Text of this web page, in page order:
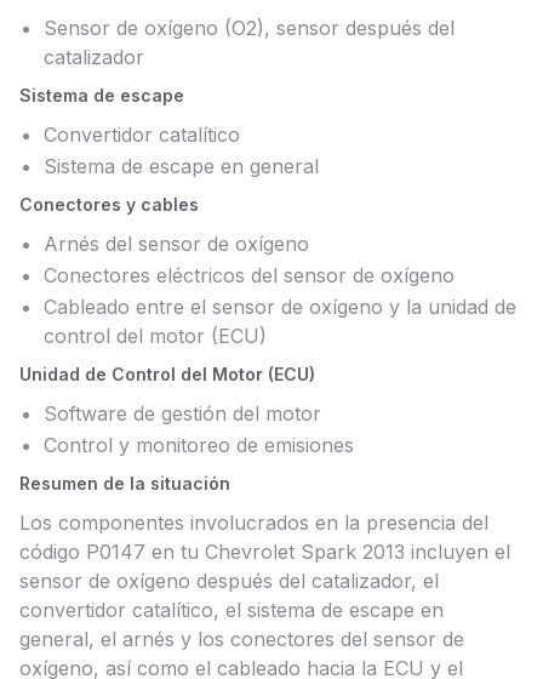
Sensor de oxígeno (O2), sensor después del
catalizador
Sistema de escape
Convertidor catalítico
Sistema de escape en general
Conectores y cables
Arnés del sensor de oxígeno
Conectores eléctricos del sensor de oxígeno
Cableado entre el sensor de oxígeno y la unidad de
control del motor (ECU)
Unidad de Control del Motor (ECU)
Software de gestión del motor
Control y monitoreo de emisiones
Resumen de la situación
Los componentes involucrados en la presencia del
código P0147 en tu Chevrolet Spark 2013 incluyen el
sensor de oxígeno después del catalizador, el
convertidor catalítico, el sistema de escape en
general, el arnés y los conectores del sensor de
oxígeno, así como el cableado hacia la ECU y el